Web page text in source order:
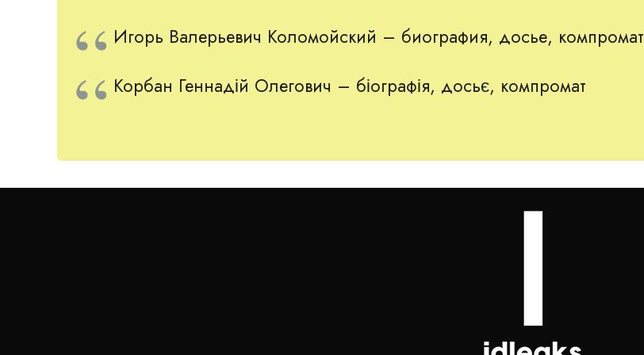
Представництво в областях:
Игорь Валерьевич Коломойский – биография, досье, компромат
Корбан Геннадій Олегович – біографія, досьє, компромат